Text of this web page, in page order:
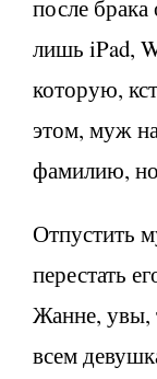
после
лишь iPad,
которую,
этом, муж
фамилию,
Отпустить
перестать
Жанне, увы,
всем